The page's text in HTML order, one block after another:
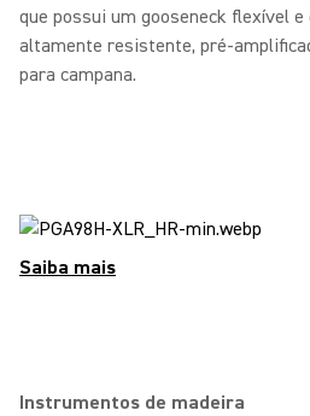
que possui um gooseneck flexível
altamente resistente, pré-
para campana.
Saiba mais
Instrumentos de madeira